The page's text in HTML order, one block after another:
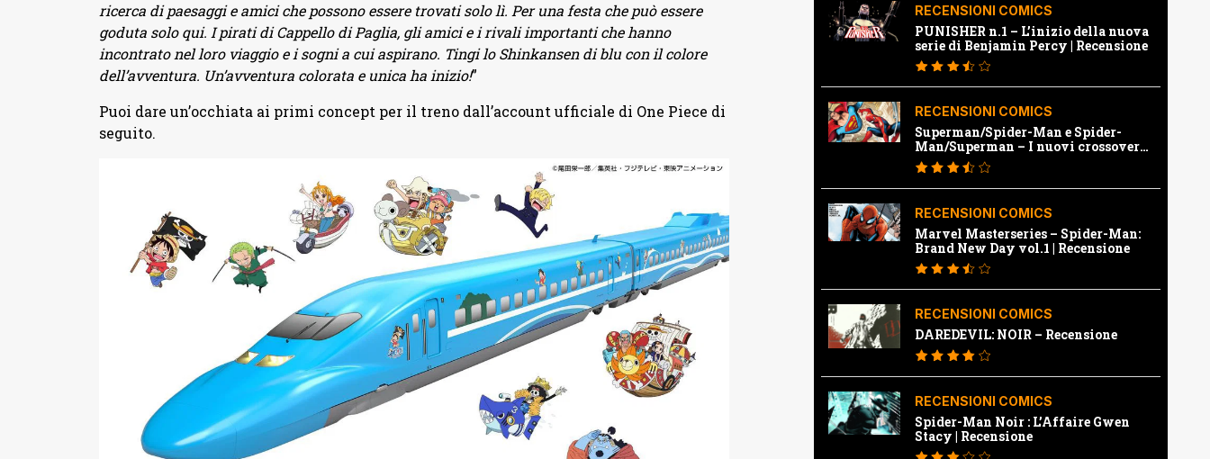
ricerca di paesaggi e amici che possono essere trovati solo lì. Per una festa che può essere
goduta solo qui. I pirati di Cappello di Paglia, gli amici e i rivali importanti che hanno
incontrato nel loro viaggio e i sogni a cui aspirano. Tingi lo Shinkansen di blu con il colore
dell’avventura. Un’avventura colorata e unica ha inizio!”
Puoi dare un’occhiata ai primi concept per il treno dall’account ufficiale di One Piece di
seguito.
RECENSIONI COMICS
PUNISHER n.1 – L’inizio della nuova
serie di Benjamin Percy | Recensione
RECENSIONI COMICS
Superman/Spider-Man e Spider-
Man/Superman – I nuovi crossover
Marvel e Dc | Recensione
RECENSIONI COMICS
Marvel Masterseries – Spider-Man:
Brand New Day vol.1 | Recensione
RECENSIONI COMICS
DAREDEVIL: NOIR – Recensione
RECENSIONI COMICS
Spider-Man Noir : L’Affaire Gwen
Stacy | Recensione